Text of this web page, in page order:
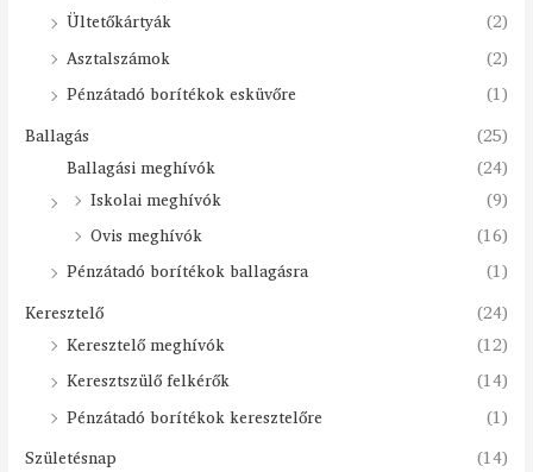
Ültetőkártyák
(2)
Asztalszámok
(2)
Pénzátadó borítékok esküvőre
(1)
Ballagás
(25)
Ballagási meghívók
(24)
Iskolai meghívók
(9)
Ovis meghívók
(16)
Pénzátadó borítékok ballagásra
(1)
Keresztelő
(24)
Keresztelő meghívók
(12)
Keresztszülő felkérők
(14)
Pénzátadó borítékok keresztelőre
(1)
Születésnap
(14)